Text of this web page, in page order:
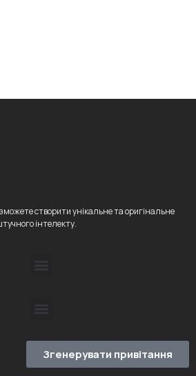
створити унікальне та оригінальне
інтелекту.
Згенерувати привітання